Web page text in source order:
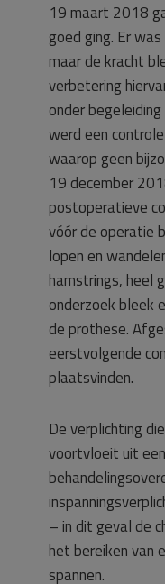
19 maart 2018
goed ging. Er
maar de kracht
verbetering
onder
werd een
waarop geen
19 december
postoperatieve
vóór de operatie
lopen en
hamstrings, heel
onderzoek bleek
de prothese.
eerstvolgende
plaatsvinden.
De verplichting
voortvloeit uit
– in dit geval de
het bereiken van
spannen.